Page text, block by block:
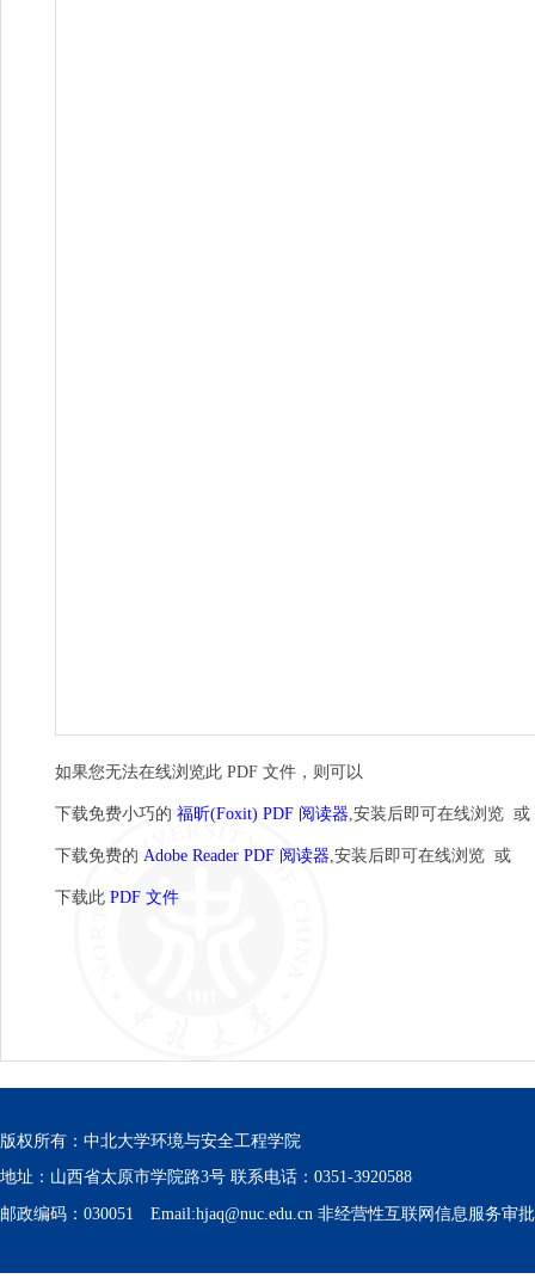
如果您无法在线浏览此 PDF 文件，则可以
下载免费小巧的 福昕(Foxit) PDF 阅读器,安装后即可在线浏览 或
下载免费的 Adobe Reader PDF 阅读器,安装后即可在线浏览 或
下载此 PDF 文件
版权所有：中北大学环境与安全工程学院
地址：山西省太原市学院路3号 联系电话：0351-3920588
邮政编码：030051 Email:hjaq@nuc.edu.cn 非经营性互联网信息服务审